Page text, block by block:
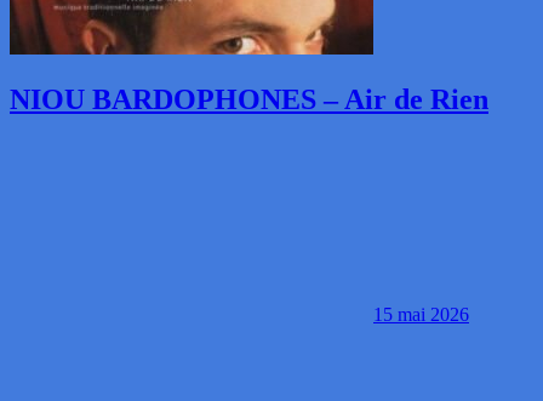
NIOU BARDOPHONES – Air de Rien
15 mai 2026